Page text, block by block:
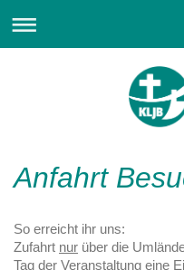
Anfahrt
So erreicht ihr uns:
Zufahrt nur über die
Tag der Veranstaltung eine